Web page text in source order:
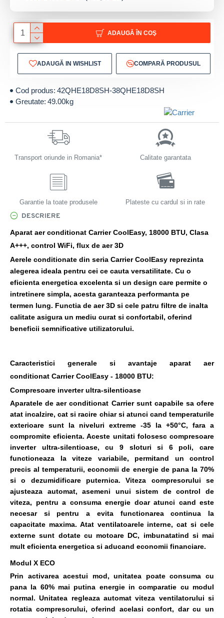
Cod produs: 42QHE18D8SH-38QHE18D8SH
Greutate: 49.00kg
ADAUGĂ ÎN COŞ
ADAUGĂ IN WISHLIST COMPARĂ PRODUSUL
Transport oriunde in Romania* Calitate garantata
Garantie la toate produsele Plateste cu cardul si in rate
DESCRIERE
Aparat aer conditionat Carrier CoolEasy, 18000 BTU, Clasa
A+++, control WiFi, flux de aer 3D
Aerele conditionate din seria Carrier CoolEasy reprezinta
alegerea ideala pentru cei ce cauta versatilitate. Cu o
eficienta energetica excelenta si un design care permite o
intretinere simpla, acesta garanteaza performanta pe
termen lung. Functia de aer 3D si cele patru filtre de inalta
calitate asigura un mediu curat si confortabil, oferind
beneficii semnificative utilizatorului.
Caracteristici generale si avantaje aparat aer
conditionat Carrier CoolEasy - 18000 BTU:
Compresoare inverter ultra-silentioase
Aparatele de aer conditionat Carrier sunt capabile sa ofere
atat incalzire, cat si racire chiar si atunci cand temperaturile
exterioare sunt la niveluri extreme -35 la +50°C, fara a
compromite eficienta. Aceste unitati folosesc compresoare
inverter ultra-silentioase, cu 9 sloturi si 6 poli, care
functioneaza la viteze variabile, permitand un control
precis al temperaturii, economii de energie de pana la 70%
si o dezumidificare puternica. Viteza compresorului se
ajusteaza automat, asemeni unui sistem de control de
viteza, pentru a consuma energie doar atunci cand este
necesar si pentru a evita functionarea continua la
capacitate maxima. Atat ventilatoarele interne, cat si cele
externe sunt dotate cu motoare DC, imbunatatind si mai
mult eficienta energetica si aducand economii financiare.
Modul X ECO
Prin activarea acestui mod, unitatea poate consuma cu
pana la 60% mai putina energie in comparatie cu modul
normal. Unitatea regleaza automat viteza ventilatorului si
rotatia compresorului, oferind acelasi confort, dar cu un